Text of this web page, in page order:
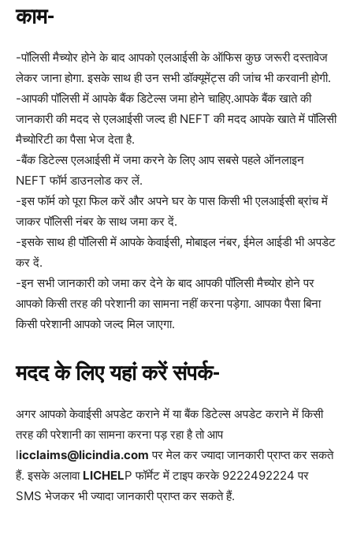
काम-
-पॉलिसी मैच्योर होने के बाद आपको एलआईसी के ऑफिस कुछ जरूरी दस्तावेज
लेकर जाना होगा. इसके साथ ही उन सभी डॉक्यूमेंट्स की जांच भी करवानी होगी.
-आपकी पॉलिसी में आपके बैंक डिटेल्स जमा होने चाहिए.आपके बैंक खाते की
जानकारी की मदद से एलआईसी जल्द ही NEFT की मदद आपके खाते में पॉलिसी
मैच्योरिटी का पैसा भेज देता है.
-बैंक डिटेल्स एलआईसी में जमा करने के लिए आप सबसे पहले ऑनलाइन
NEFT फॉर्म डाउनलोड कर लें.
-इस फॉर्म को पूरा फिल करें और अपने घर के पास किसी भी एलआईसी ब्रांच में
जाकर पॉलिसी नंबर के साथ जमा कर दें.
-इसके साथ ही पॉलिसी में आपके केवाईसी, मोबाइल नंबर, ईमेल आईडी भी अपडेट
कर दें.
-इन सभी जानकारी को जमा कर देने के बाद आपकी पॉलिसी मैच्योर होने पर
आपको किसी तरह की परेशानी का सामना नहीं करना पड़ेगा. आपका पैसा बिना
किसी परेशानी आपको जल्द मिल जाएगा.
मदद के लिए यहां करें संपर्क-
अगर आपको केवाईसी अपडेट कराने में या बैंक डिटेल्स अपडेट कराने में किसी
तरह की परेशानी का सामना करना पड़ रहा है तो आप
licclaims@licindia.com पर मेल कर ज्यादा जानकारी प्राप्त कर सकते
हैं. इसके अलावा LICHELP फॉर्मेट में टाइप करके 9222492224 पर
SMS भेजकर भी ज्यादा जानकारी प्राप्त कर सकते हैं.